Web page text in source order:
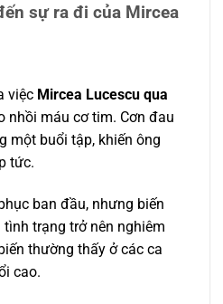
sự ra đi của Mircea
việc Mircea Lucescu qua
nhồi máu cơ tim. Cơn đau
một buổi tập, khiến ông
tức.
ban đầu, nhưng biến
trạng trở nên nghiêm
thường thấy ở các ca
cao.